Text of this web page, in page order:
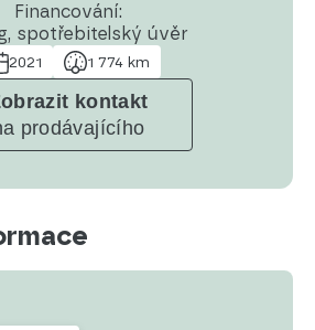
Financování:
spotřebitelský úvěr
2021 1 774 km
kontakt
prodávajícího